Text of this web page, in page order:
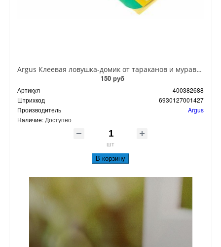
Argus Клеевая ловушка-домик от тараканов и муравьев
150 руб
Артикул
400382688
Штрихкод
6930127001427
Производитель
Argus
Наличие: Доступно
шт
В корзину